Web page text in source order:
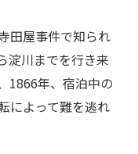
田屋事件で知られ
淀川までを行き来
1866年、宿泊中の
によって難を逃れ